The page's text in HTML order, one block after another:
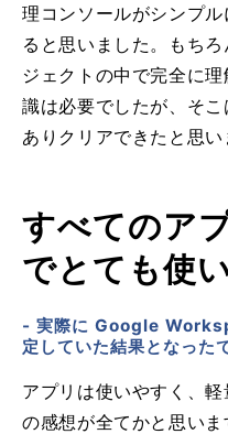
理コンソールがシンプ
ると思いました。もち
ジェクトの中で完全に
識は必要でしたが、そ
ありクリアできたと思い
すべてのア
でとても使
- 実際に Google
定していた結果となった
アプリは使いやすく、
の感想が全てかと思いま